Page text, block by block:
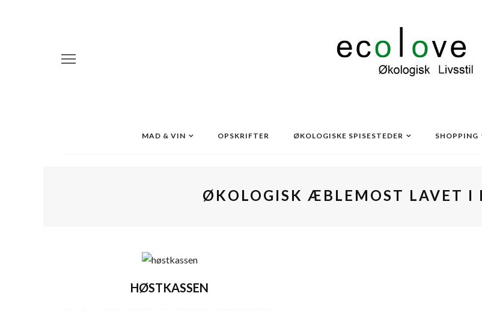
MAD & VIN OPSKRIFTER ØKOLOGISKE SPISESTEDER SHOPPING
ØKOLOGISK ÆBLEMOST LAVET I
HØSTKASSEN